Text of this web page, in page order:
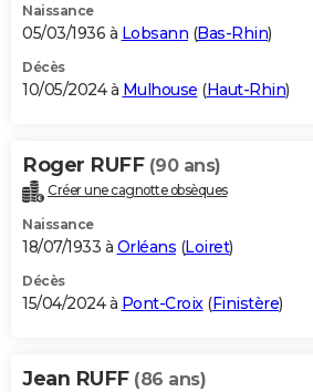
Naissance
05/03/1936 à Lobsann (Bas-Rhin)
Décès
10/05/2024 à Mulhouse (Haut-Rhin)
Roger RUFF (90 ans)
Créer une cagnotte obsèques
Naissance
18/07/1933 à Orléans (Loiret)
Décès
15/04/2024 à Pont-Croix (Finistère)
Jean RUFF (86 ans)